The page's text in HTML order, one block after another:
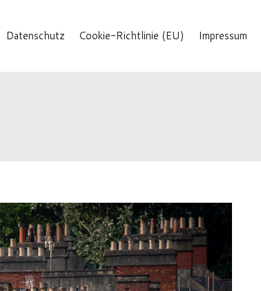
Datenschutz Cookie-Richtlinie (EU) Impressum